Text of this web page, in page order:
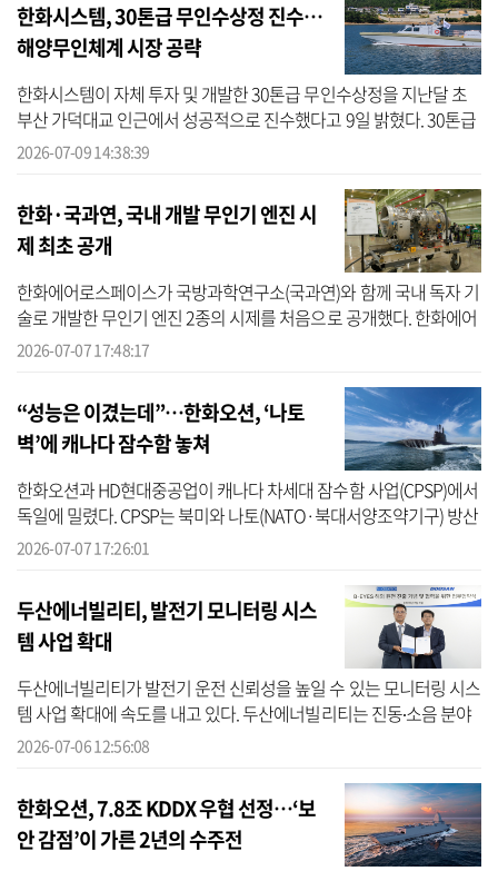
한화시스템, 30톤급 무인수상정 진수…
해양무인체계 시장 공략
한화시스템이 자체 투자 및 개발한 30톤급 무인수상정을 지난달 초
부산 가덕대교 인근에서 성공적으로 진수했다고 9일 밝혔다. 30톤급
무인수상정은 부산과 거제 장목항을 오가며 본격적인 해상 시험에 돌
2026-07-09 14:38:39
한화·국과연, 국내 개발 무인기 엔진 시
제 최초 공개
한화에어로스페이스가 국방과학연구소(국과연)와 함께 국내 독자 기
술로 개발한 무인기 엔진 2종의 시제를 처음으로 공개했다. 한화에어
로스페이스는 7일 경남 창원1사업장에서 ‘국산 장수명 항공엔진 초
2026-07-07 17:48:17
“성능은 이겼는데”…한화오션, ‘나토
벽’에 캐나다 잠수함 놓쳐
한화오션과 HD현대중공업이 캐나다 차세대 잠수함 사업(CPSP)에서
독일에 밀렸다. CPSP는 북미와 나토(NATO·북대서양조약기구) 방산
시장으로 들어서는 관문이자, 단일 수출로는 한국 조선·방산의 가장
2026-07-07 17:26:01
두산에너빌리티, 발전기 모니터링 시스
템 사업 확대
두산에너빌리티가 발전기 운전 신뢰성을 높일 수 있는 모니터링 시스
템 사업 확대에 속도를 내고 있다. 두산에너빌리티는 진동∙소음 분야
엔지니어링 회사인 크리에이텍 울산공장에서 ‘B-EYES(비아이즈) 해
2026-07-06 12:56:08
한화오션, 7.8조 KDDX 우협 선정…‘보
안 감점’이 가른 2년의 수주전